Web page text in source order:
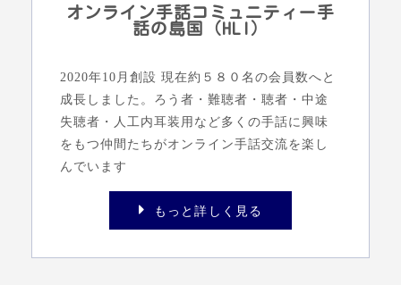
オンライン手話コミュニティー手
話の島国（HLI）
2020年10月創設 現在約５８０名の会員数へと
成長しました。ろう者・難聴者・聴者・中途
失聴者・人工内耳装用など多くの手話に興味
をもつ仲間たちがオンライン手話交流を楽し
んでいます
もっと詳しく見る